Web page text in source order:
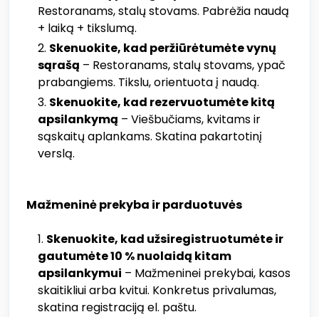
Restoranams, stalų stovams. Pabrėžia naudą
+ laiką + tikslumą.
Skenuokite, kad peržiūrėtumėte vynų
sąrašą – Restoranams, stalų stovams, ypač
prabangiems. Tikslu, orientuota į naudą.
Skenuokite, kad rezervuotumėte kitą
apsilankymą – Viešbučiams, kvitams ir
sąskaitų aplankams. Skatina pakartotinį
verslą.
Mažmeninė prekyba ir parduotuvės
Skenuokite, kad užsiregistruotumėte ir
gautumėte 10 % nuolaidą kitam
apsilankymui – Mažmeninei prekybai, kasos
skaitikliui arba kvitui. Konkretus privalumas,
skatina registraciją el. paštu.